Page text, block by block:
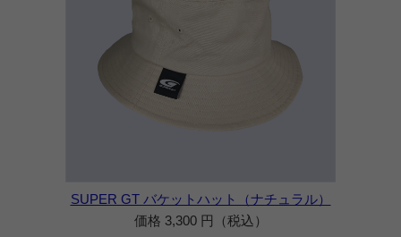
SUPER GT バケットハット（ナチュラル）
価格 3,300 円（税込）